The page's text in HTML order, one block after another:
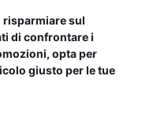
sul
di confrontare i
opta per
giusto per le tue